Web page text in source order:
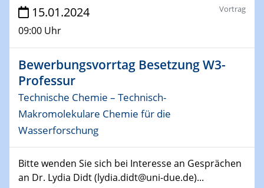
13.02.2024
Electrocatalysis as a Major Enabling
Technology for Decarbonization
ZBT
14.02.2024
"Lhyfe - Produzent und Lieferant von
grünem und erneuerbarem Wasserstoff.
Praxisfall, Projekt Duisburg
SFB 247
Jahrestreffen
15.01.2024
09:00 Uhr
Vortrag
Bewerbungsvorrtag Besetzung W3-
Professur
Technische Chemie – Technisch-
Makromolekulare Chemie für die
Wasserforschung
Bitte wenden Sie sich bei Interesse an Gesprächen
an Dr. Lydia Didt (lydia.didt@uni-due.de)...